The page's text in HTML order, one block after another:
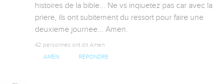
histoires de la bible... Ne vs inqiuetez pas car avec la
priere, ils ont subitement du ressort pour faire une
deuxieme journee... Amen.
42 personnes ont dit Amen
AMEN RÉPONDRE